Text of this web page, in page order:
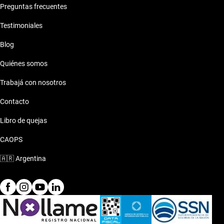
Preguntas frecuentes
Testimoniales
Blog
Quiénes somos
Trabajá con nosotros
Contacto
Libro de quejas
CAOPS
🇦🇷Argentina